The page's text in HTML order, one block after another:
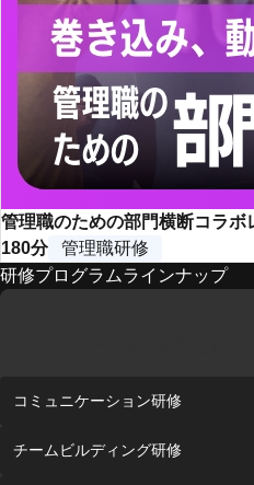
管理職のための部門横断コラ
180分
管理職研修
研修プログラムラインナップ
コミュニケーション研修
チームビルディング研修